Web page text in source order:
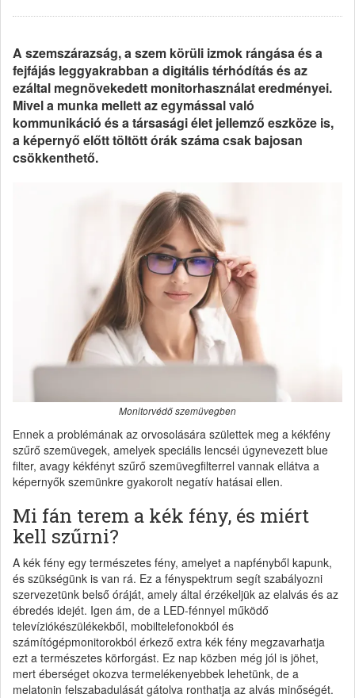
A szemszárazság, a szem körüli izmok rángása és a
fejfájás leggyakrabban a digitális térhódítás és az
ezáltal megnövekedett monitorhasználat eredményei.
Mivel a munka mellett az egymással való
kommunikáció és a társasági élet jellemző eszköze is,
a képernyő előtt töltött órák száma csak bajosan
csökkenthető.
Monitorvédő szemüvegben
Ennek a problémának az orvosolására születtek meg a kékfény
szűrő szemüvegek, amelyek speciális lencséi úgynevezett blue
filter, avagy kékfényt szűrő szemüvegfilterrel vannak ellátva a
képernyők szemünkre gyakorolt negatív hatásai ellen.
Mi fán terem a kék fény, és miért
kell szűrni?
A kék fény egy természetes fény, amelyet a napfényből kapunk,
és szükségünk is van rá. Ez a fényspektrum segít szabályozni
szervezetünk belső óráját, amely által érzékeljük az elalvás és az
ébredés idejét. Igen ám, de a LED-fénnyel működő
televíziókészülékekből, mobiltelefonokból és
számítógépmonitorokból érkező extra kék fény megzavarhatja
ezt a természetes körforgást. Ez nap közben még jól is jöhet,
mert éberséget okozva termelékenyebbek lehetünk, de a
melatonin felszabadulását gátolva ronthatja az alvás minőségét.